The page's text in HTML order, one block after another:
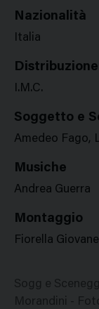
Nazionalità
Italia
Distribuzione
I.M.C.
Soggetto e
Amedeo Fago,
Musiche
Andrea Guerra
Montaggio
Fiorella
Sogg e
Morandini -